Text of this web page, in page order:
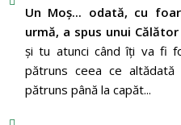
Un Moş... odată, cu
urmă, a spus unui Călător
şi tu atunci când îţi va fi
pătruns ceea ce
pătruns până la capăt...